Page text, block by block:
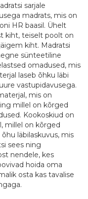
sarjale
madrats, mis on
HR baasil. Ühelt
kiht, teiselt poolt on
kiht. Madratsi
sünteetiline
omadused, mis
laseb õhku läbi
vastupidavusega.
mis on
millel on kõrged
Kookoskiud on
millel on kõrged
läbilaskuvus, mis
sees ning
nendele, kes
hoida oma
osta kas tavalise